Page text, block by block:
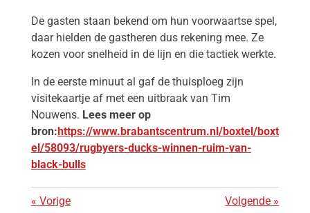
De gasten staan bekend om hun voorwaartse spel,
daar hielden de gastheren dus rekening mee. Ze
kozen voor snelheid in de lijn en die tactiek werkte.
In de eerste minuut al gaf de thuisploeg zijn
visitekaartje af met een uitbraak van Tim
Nouwens. Lees meer op
bron:https://www.brabantscentrum.nl/boxtel/boxt
el/58093/rugbyers-ducks-winnen-ruim-van-
black-bulls
« Vorige Volgende »